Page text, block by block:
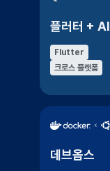
플러터 + AI
Flutter
크로스 플랫폼
데브옵스